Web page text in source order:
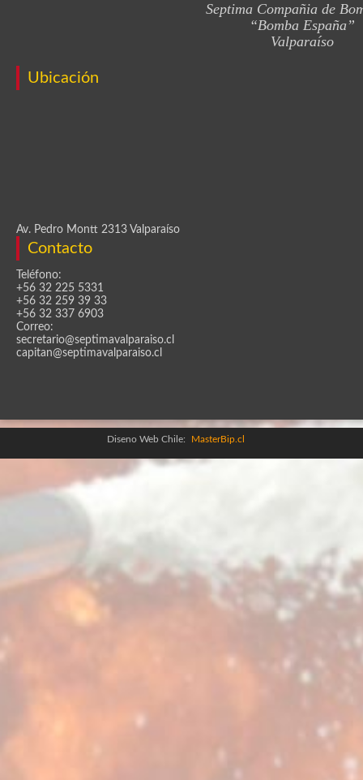
Septima Compañia de
“Bomba España”
Valparaíso
Ubicación
Av. Pedro Montt 2313 Valparaíso
Contacto
Teléfono:
+56 32 225 5331
+56 32 259 39 33
+56 32 337 6903
Correo:
secretario@septimavalparaiso.cl
capitan@septimavalparaiso.cl
Diseno Web Chile: MasterBip.cl